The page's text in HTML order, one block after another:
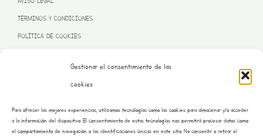
Gestionar el consentimiento de las
cookies
Para ofrecer las mejores experiencias, utilizamos tecnologías como las cookies para almacenar y/o acceder
a la información del dispositivo. El consentimiento de estas tecnologías nos permitirá procesar datos como
el comportamiento de navegación o las identificaciones únicas en este sitio. No consentir o retirar el
TÉRMINOS Y CONDICIONES
POLÍTICA DE COOKIES
– NEXT GENERATION EU